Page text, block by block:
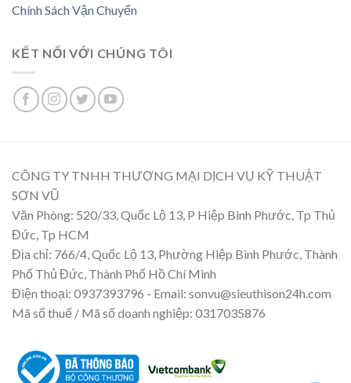
Chính Sách Vận Chuyển
KẾT NỐI VỚI CHÚNG TÔI
CÔNG TY TNHH THƯƠNG MẠI DỊCH VỤ KỸ THUẬT
SƠN VŨ
Văn Phòng: 520/33, Quốc Lộ 13, P Hiệp Bình Phước, Tp Thủ
Đức, Tp HCM
Địa chỉ: 766/4, Quốc Lộ 13, Phường Hiệp Bình Phước, Thành
Phố Thủ Đức, Thành Phố Hồ Chí Minh
Điện thoại: 0937393796 - Email: sonvu@sieuthison24h.com
Mã số thuế / Mã số doanh nghiệp: 0317035876